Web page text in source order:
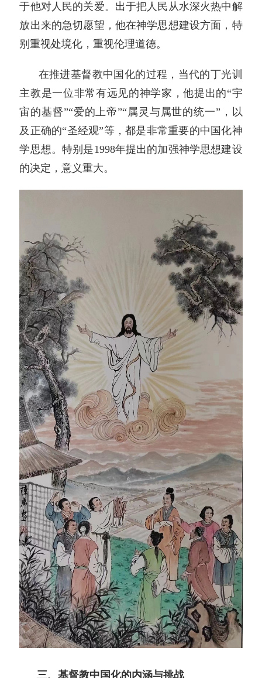
于他对人民的关爱。出于把人民从水深火热中解
放出来的急切愿望，他在神学思想建设方面，特
别重视处境化，重视伦理道德。
在推进基督教中国化的过程，当代的丁光训
主教是一位非常有远见的神学家，他提出的“宇
宙的基督”“爱的上帝”“属灵与属世的统一”，以
及正确的“圣经观”等，都是非常重要的中国化神
学思想。特别是1998年提出的加强神学思想建设
的决定，意义重大。
三、基督教中国化的内涵与挑战